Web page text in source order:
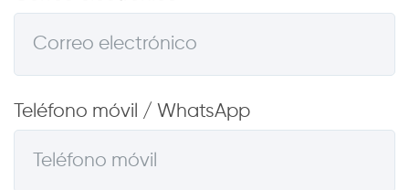
Teléfono móvil / WhatsApp